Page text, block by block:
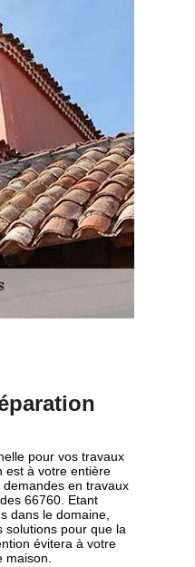
pour vos travaux
est à votre entière
en travaux
66760. Etant
dans le domaine,
solutions pour que la
évitera à votre